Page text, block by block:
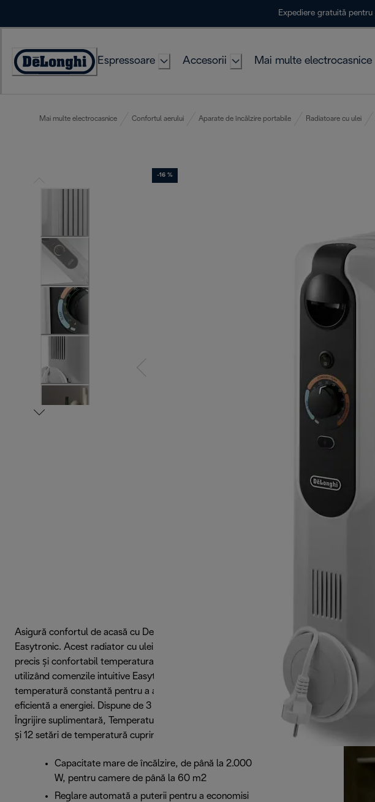
Expediere gratuită
Accessibility
Espressoare Accesorii Mai multe electrocasnice
Mai multe electrocasnice Confortul aerului Aparate de încălzire portabile Radiatoare cu ulei
-16 %
Asigură confortul de acasă cu De’Longhi RadiaS
Easytronic. Acest radiator cu ulei îți permite să selectezi
precis și confortabil temperatura preferată a camerei,
utilizând comenzile intuitive Easytronic, menținând o
temperatură constantă pentru a asigura o utilizare
eficientă a energiei. Dispune de 3 moduri de încălzire –
Îngrijire suplimentară, Temperatură confortabilă și Somn –
și 12 setări de temperatură cuprinse între 14 și 28°C.
Capacitate mare de încălzire, de până la 2.000
W, pentru camere de până la 60 m2
Reglare automată a puterii pentru a economisi